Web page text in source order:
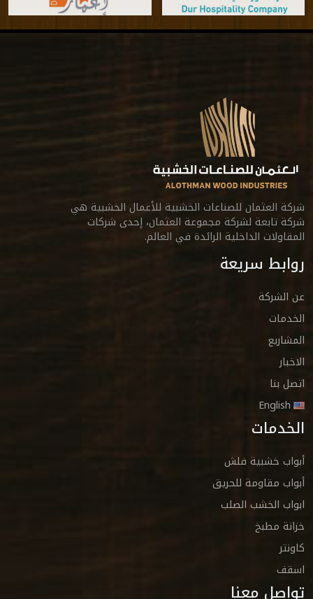
شركة العثمان للصناعات الخشبية للأعمال الخشبية هي
شركة تابعة لشركة مجموعة العثمان، إحدى شركات
المقاولات الداخلية الرائدة في العالم.
روابط سريعة
عن الشركة
الخدمات
المشاريع
الاخبار
اتصل بنا
English
الخدمات
أبواب خشبية فلش
أبواب مقاومة للحريق
ابواب الخشب الصلب
خزانة مطبخ
كاونتر
اسقف
تواصل معنا